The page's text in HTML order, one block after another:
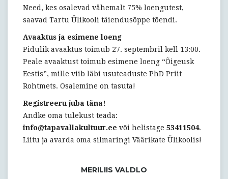
Need, kes osalevad vähemalt 75% loengutest,
saavad Tartu Ülikooli täiendusõppe tõendi.
Avaaktus ja esimene loeng
Pidulik avaaktus toimub 27. septembril kell 13:00.
Peale avaaktust toimub esimene loeng “Õigeusk
Eestis”, mille viib läbi usuteaduste PhD Priit
Rohtmets. Osalemine on tasuta!
Registreeru juba täna!
Andke oma tulekust teada:
info@tapavallakultuur.ee või helistage 53411504.
Liitu ja avarda oma silmaringi Väärikate Ülikoolis!
MERILIIS VALDLO